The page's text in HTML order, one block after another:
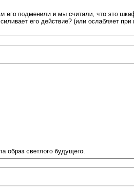
его подменили и мы считали, что это
его действие? (или ослабляет при
образ светлого будущего.